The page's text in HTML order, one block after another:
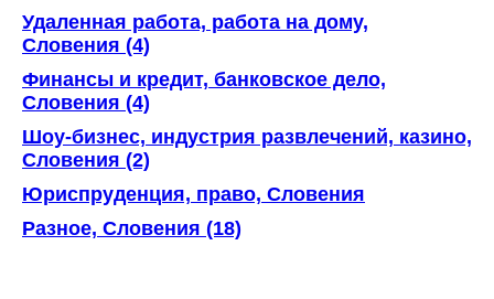
Удаленная работа, работа на дому,
Словения (4)
Финансы и кредит, банковское дело,
Словения (4)
Шоу-бизнес, индустрия развлечений, казино,
Словения (2)
Юриспруденция, право, Словения
Разное, Словения (18)